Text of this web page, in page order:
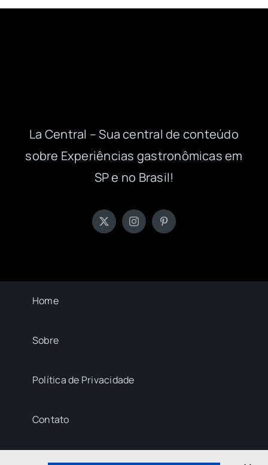
La Central – Sua central de conteúdo
sobre Experiências gastronômicas em
SP e no Brasil!
Home
Sobre
Política de Privacidade
Contato